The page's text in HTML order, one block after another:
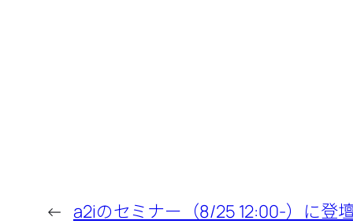
← a2iのセミナー（8/25 12:00-）に登